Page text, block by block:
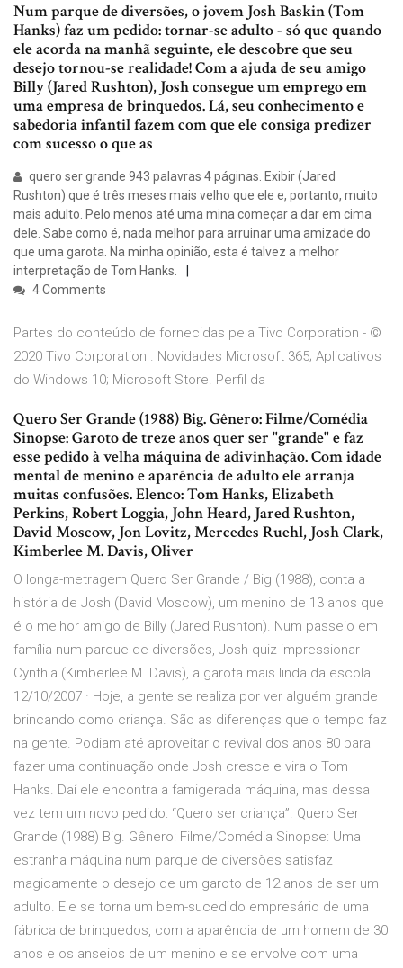
Num parque de diversões, o jovem Josh Baskin (Tom
Hanks) faz um pedido: tornar-se adulto - só que quando
ele acorda na manhã seguinte, ele descobre que seu
desejo tornou-se realidade! Com a ajuda de seu amigo
Billy (Jared Rushton), Josh consegue um emprego em
uma empresa de brinquedos. Lá, seu conhecimento e
sabedoria infantil fazem com que ele consiga predizer
com sucesso o que as
quero ser grande 943 palavras 4 páginas. Exibir (Jared
Rushton) que é três meses mais velho que ele e, portanto, muito
mais adulto. Pelo menos até uma mina começar a dar em cima
dele. Sabe como é, nada melhor para arruinar uma amizade do
que uma garota. Na minha opinião, esta é talvez a melhor
interpretação de Tom Hanks.
4 Comments
Partes do conteúdo de fornecidas pela Tivo Corporation - ©
2020 Tivo Corporation . Novidades Microsoft 365; Aplicativos
do Windows 10; Microsoft Store. Perfil da
Quero Ser Grande (1988) Big. Gênero: Filme/Comédia
Sinopse: Garoto de treze anos quer ser "grande" e faz
esse pedido à velha máquina de adivinhação. Com idade
mental de menino e aparência de adulto ele arranja
muitas confusões. Elenco: Tom Hanks, Elizabeth
Perkins, Robert Loggia, John Heard, Jared Rushton,
David Moscow, Jon Lovitz, Mercedes Ruehl, Josh Clark,
Kimberlee M. Davis, Oliver
O longa-metragem Quero Ser Grande / Big (1988), conta a
história de Josh (David Moscow), um menino de 13 anos que
é o melhor amigo de Billy (Jared Rushton). Num passeio em
família num parque de diversões, Josh quiz impressionar
Cynthia (Kimberlee M. Davis), a garota mais linda da escola.
12/10/2007 · Hoje, a gente se realiza por ver alguém grande
brincando como criança. São as diferenças que o tempo faz
na gente. Podiam até aproveitar o revival dos anos 80 para
fazer uma continuação onde Josh cresce e vira o Tom
Hanks. Daí ele encontra a famigerada máquina, mas dessa
vez tem um novo pedido: “Quero ser criança”. Quero Ser
Grande (1988) Big. Gênero: Filme/Comédia Sinopse: Uma
estranha máquina num parque de diversões satisfaz
magicamente o desejo de um garoto de 12 anos de ser um
adulto. Ele se torna um bem-sucedido empresário de uma
fábrica de brinquedos, com a aparência de um homem de 30
anos e os anseios de um menino e se envolve com uma